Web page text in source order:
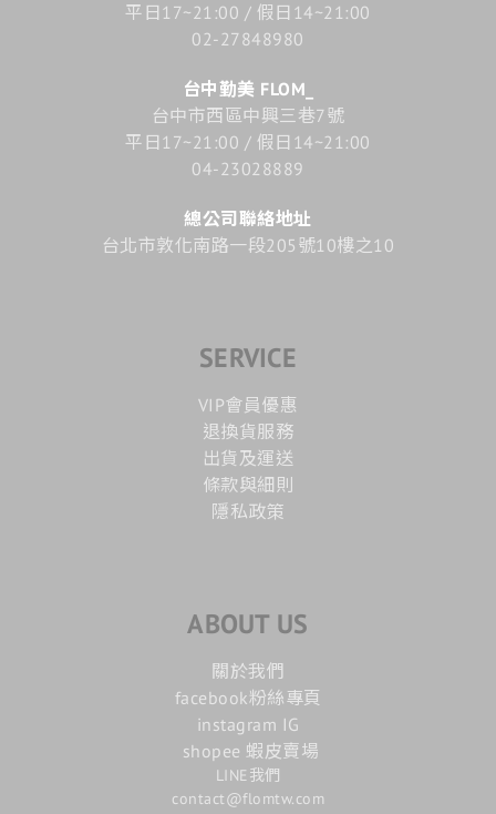
平日17~21:00 / 假日14~21:00
02-27848980
台中勤美 FLOM_
台中市西區中興三巷7號
平日17~21:00 / 假日14~21:00
04-23028889
總公司聯絡地址
台北市敦化南路一段205號10樓之10
SERVICE
VIP會員優惠
退換貨服務
出貨及運送
條款與細則
隱私政策
ABOUT US
關於我們
facebook粉絲專頁
instagram IG
shopee 蝦皮賣場
LINE我們
contact@flomtw.com